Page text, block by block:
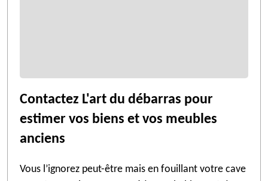
Contactez L'art du débarras pour
estimer vos biens et vos meubles
anciens
Vous l’ignorez peut-être mais en fouillant votre cave